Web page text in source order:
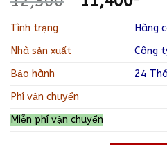
12,300₫.
tại
là:
Tình trạng
Hàng
Nhà sản xuất
Công
Bảo hành
24
Phí vận chuyển
Miễn phí vận chuyển